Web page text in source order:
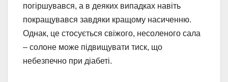
погіршувався, а в деяких випадках навіть
покращувався завдяки кращому насиченню.
Однак, це стосується свіжого, несоленого сала
– солоне може підвищувати тиск, що
небезпечно при діабеті.